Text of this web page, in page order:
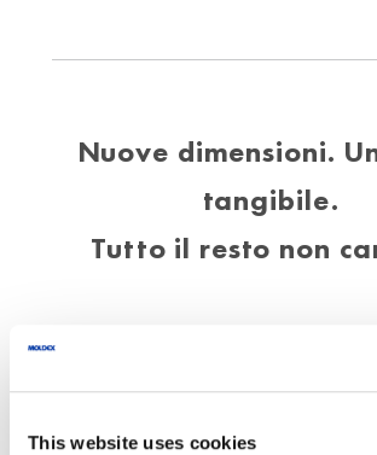
This website uses cookies
Nuove dimensioni.
tangibile.
Tutto il resto non
Innovazione senza costi